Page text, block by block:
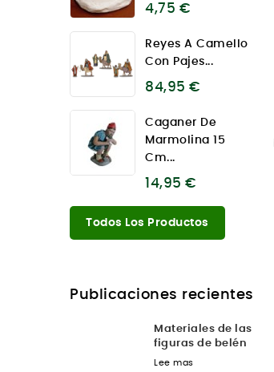
4,75 €
Reyes A Camello
Con Pajes...
84,95 €
Caganer De
Marmolina 15
Cm...
14,95 €
Todos Los Productos
Publicaciones recientes
Materiales de las
figuras de belén
Lee mas